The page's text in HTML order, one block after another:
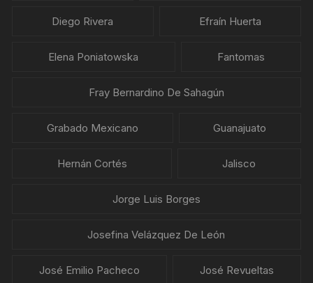
Diego Rivera Efraín Huerta
Elena Poniatowska Fantomas
Fray Bernardino De Sahagún
Grabado Mexicano Guanajuato
Hernán Cortés Jalisco
Jorge Luis Borges
Josefina Velázquez De León
José Emilio Pacheco José Revueltas